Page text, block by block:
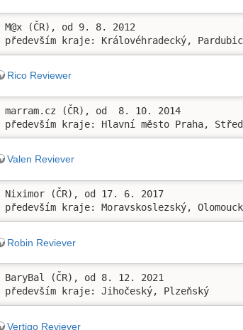
M@x (ČR), od 9. 8. 2012
především kraje: Královéhradecký,
Rico Reviewer
marram.cz (ČR), od  8. 10. 2014
především kraje: Hlavní město Praha,
Valen Reviever
Niximor (ČR), od 17. 6. 2017
především kraje: Moravskoslezský,
Robin Reviever
BaryBal (ČR), od 8. 12. 2021
především kraje: Jihočeský, Plzeňský
Vertigo Reviever